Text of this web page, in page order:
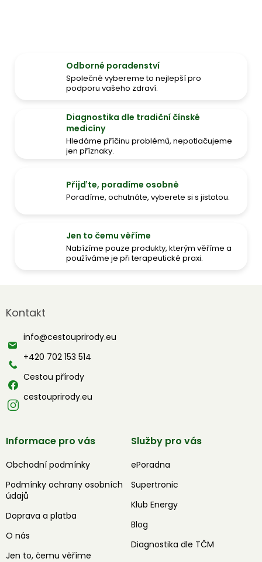
Odborné poradenství
Společně vybereme to nejlepší pro
podporu vašeho zdraví.
Diagnostika dle tradiční čínské
medicíny
Hledáme příčinu problémů, nepotlačujeme
jen příznaky.
Přijďte, poradíme osobně
Poradíme, ochutnáte, vyberete si s jistotou.
Jen to čemu věříme
Nabízíme pouze produkty, kterým věříme a
používáme je při terapeutické praxi.
p
t
Kontakt
info@cestouprirody.eu
+420 702 153 514
Cestou přírody
cestouprirody.eu
Informace pro vás
Obchodní podmínky
Podmínky ochrany osobních
údajů
Doprava a platba
O nás
Jen to, čemu věříme
Služby pro vás
ePoradna
Supertronic
Klub Energy
Blog
Diagnostika dle TČM